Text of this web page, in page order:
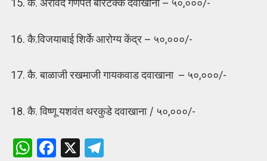
15. कै. अरविंद गणपत बारटक्के दवाखाना– ५०,०००/-
16. कै.विजयाबाई शिर्के आरोग्य केंद्र– ५०,०००/-
17. कै. बाळाजी रखमाजी गायकवाड दवाखाना – ५०,०००/-
18. कै. विष्णू यशवंत थरकुडे दवाखाना/ ५०,०००/-
W
F
X